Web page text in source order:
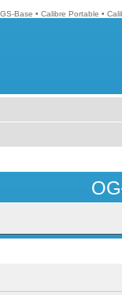
GS-Base • Calibre Portable •